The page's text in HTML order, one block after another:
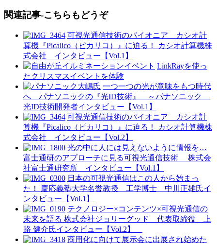
関連記事-こちらもどうぞ
可視光通信技術のパイオニア カシオ計
算機『Picalico（ピカリコ）』に迫る！ カシオ計算機株
式会社 インタビュー【Vol.1】
LinkRayを使っ
たクリスマスイベントを体験
一つ一つの光が意味をもつ時代
へ パナソニックの『光ID技術』 ～パナソニック
光ID技術開発者インタビュー【Vol.1】
可視光通信技術のパイオニア カシオ計
算機『Picalico（ピカリコ）』に迫る！ カシオ計算機株
式会社 インタビュー【Vol.2】
光の中に人には見えないように情報を…
富士通研のアプローチに見る可視光通信技術 株式会
社富士通研究所 インタビュー【Vol.1】
日本の可視光通信はこの人から始まっ
た！ 慶応義塾大学名誉教授 工学博士 中川正雄氏イ
ンタビュー【Vol.1】
テクノロジー×コンテンツ×可視光通信の
未来を語る 株式会社ジョリーグッド 代表取締役 上
路 健介氏インタビュー【Vol.2】
商用化に向けて展示会に出展され始めた